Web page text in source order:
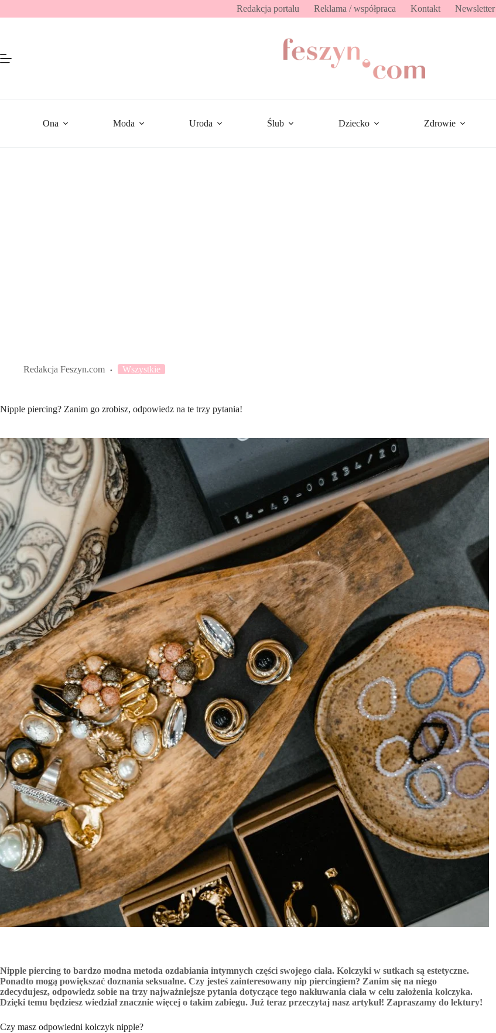
Redakcja portalu Reklama / współpraca Kontakt Newsletter
Ona Moda Uroda Ślub Dziecko Zdrowie
Redakcja Feszyn.com Wszystkie
Nipple piercing? Zanim go zrobisz, odpowiedz na te trzy pytania!
Nipple piercing to bardzo modna metoda ozdabiania intymnych części swojego ciała. Kolczyki w sutkach są estetyczne.
Ponadto mogą powiększać doznania seksualne. Czy jesteś zainteresowany nip piercingiem? Zanim się na niego
zdecydujesz, odpowiedz sobie na trzy najważniejsze pytania dotyczące tego nakłuwania ciała w celu założenia kolczyka.
Dzięki temu będziesz wiedział znacznie więcej o takim zabiegu. Już teraz przeczytaj nasz artykuł! Zapraszamy do lektury!
Czy masz odpowiedni kolczyk nipple?